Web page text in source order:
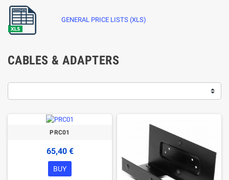
GENERAL PRICE LISTS (XLS)
CABLES & ADAPTERS
PRC01
65,40 €
BUY